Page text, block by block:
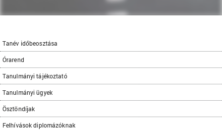
Tanév időbeosztása
Órarend
Tanulmányi tájékoztató
Tanulmányi ügyek
Ösztöndíjak
Felhívások diplomázóknak